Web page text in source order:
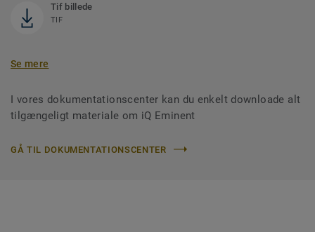
Tif billede
TIF
Se mere
I vores dokumentationscenter kan du enkelt downloade alt
tilgængeligt materiale om iQ Eminent
GÅ TIL DOKUMENTATIONSCENTER